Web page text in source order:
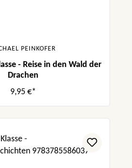
PEINKOFER
- Reise in den Wald der
Drachen
9,95 €*